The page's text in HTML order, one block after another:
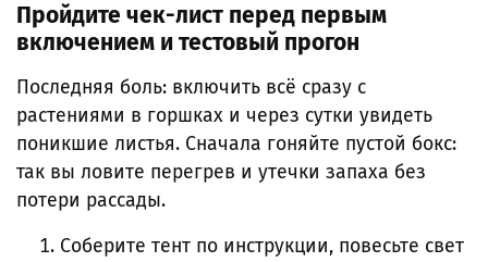
Пройдите чек-лист перед первым
включением и тестовый прогон
Последняя боль: включить всё сразу с
растениями в горшках и через сутки увидеть
поникшие листья. Сначала гоняйте пустой бокс:
так вы ловите перегрев и утечки запаха без
потери рассады.
Соберите тент по инструкции, повесьте свет